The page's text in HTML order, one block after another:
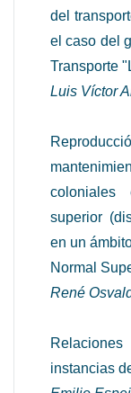
del
el caso del
Transporte
Luis Víctor
superior
en un
Normal
René
instancias